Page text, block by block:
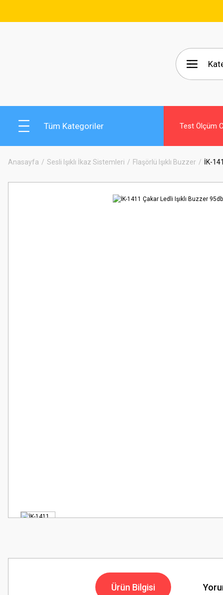
🚚 15.000₺ Ve
Tüm Kategoriler Test Ölçüm
Anasayfa Sesli Işıklı İkaz Sistemleri Flaşörlü Işıklı Buzzer İK-
Ürün Bilgisi